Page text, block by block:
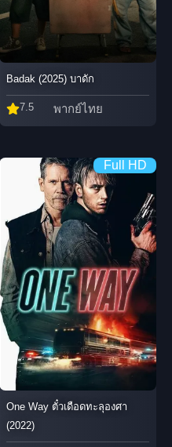
Badak (2025) บาดัก
7.5 พากย์ไทย
Full HD
One Way ตั๋วเดือดทะลุองศา
(2022)